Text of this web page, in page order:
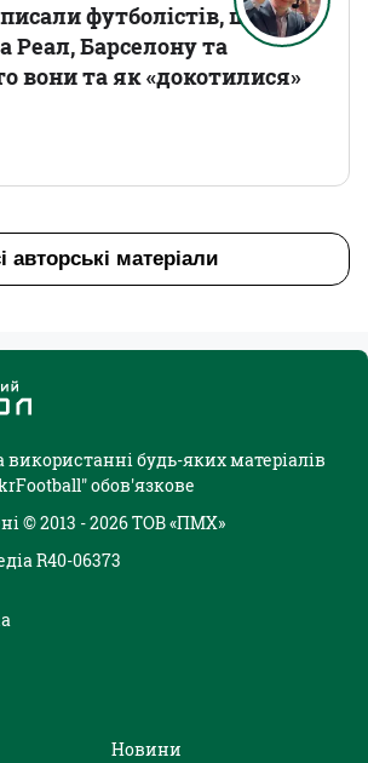
футболістів, що
Реал, Барселону та
вони та як «докотилися»
авторські матеріали
будь-яких матеріалів
обов'язкове
© 2013 - 2026 ТОВ «ПМХ»
R40-06373
Новини